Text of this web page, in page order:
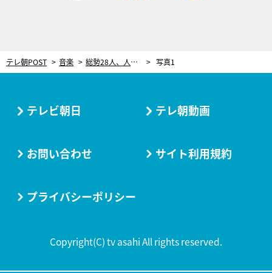
テレ朝POST 音楽 総勢28人、人気アイドル3組が奇跡の競演！＝LOVE、Juice=Juice、CANDY TUNE＜EIGHT-JAM＞ 写真1
テレビ朝日 テレ朝動画
お問い合わせ サイト利用規約
プライバシーポリシー
Copyright(C) tv asahi All rights reserved.